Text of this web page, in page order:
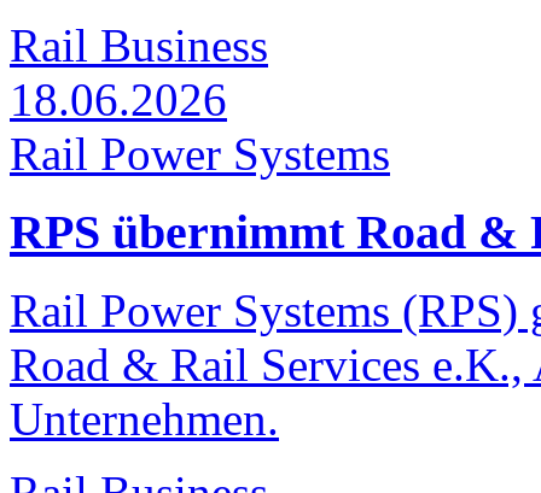
Rail Business
18.06.2026
Rail Power Systems
RPS übernimmt Road &
Rail Power Systems
Road & Rail Services e.K.,
Unternehmen.